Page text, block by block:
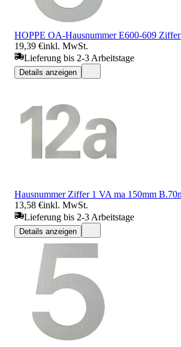
HOPPE OA-Hausnummer E600-609
19,39 €inkl. MwSt.
Lieferung bis 2-3 Arbeitstage
Details anzeigen
Hausnummer Ziffer 1 VA ma 150mm
13,58 €inkl. MwSt.
Lieferung bis 2-3 Arbeitstage
Details anzeigen